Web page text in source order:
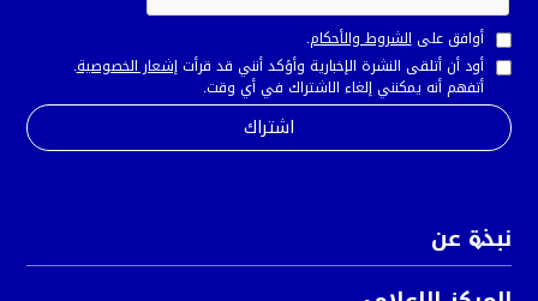
نبذة عن
أوافق علىالشروط والأحكام.
أود أن أتلقى النشرة الإخبارية وأؤكد أنني قد قرأتإشعار الخصوصية.
أتفهم أنه يمكنني إلغاء الاشتراك في أي وقت.